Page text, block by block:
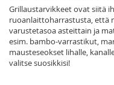
Grillaustarvikkeet ovat siitä
ruoanlaittoharrastusta, että
varustetasoa asteittain ja
esim. bambo-varrastikut,
mausteseokset lihalle,
valitse suosikkisi!